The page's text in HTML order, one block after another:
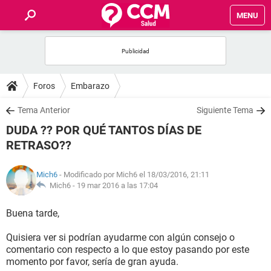
MENU
FOROS
SALUD
FAMILIA
NUTRICIÓN
SEXUALIDAD
GLOSARIO
Foros Embarazo
Tema Anterior Siguiente Tema
DUDA ?? POR QUÉ TANTOS DÍAS DE
RETRASO??
Mich6 - Modificado por Mich6 el 18/03/2016, 21:11
Mich6 - 19 mar 2016 a las 17:04
Buena tarde,
Quisiera ver si podrían ayudarme con algún consejo o
comentario con respecto a lo que estoy pasando por este
momento por favor, sería de gran ayuda.